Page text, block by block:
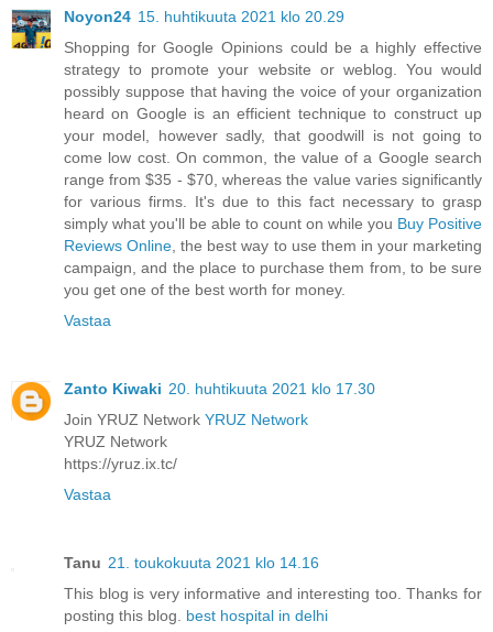
Noyon24 15. huhtikuuta 2021 klo 20.29
Shopping for Google Opinions could be a highly effective
strategy to promote your website or weblog. You would
possibly suppose that having the voice of your organization
heard on Google is an efficient technique to construct up
your model, however sadly, that goodwill is not going to
come low cost. On common, the value of a Google search
range from $35 - $70, whereas the value varies significantly
for various firms. It's due to this fact necessary to grasp
simply what you'll be able to count on while you Buy Positive
Reviews Online , the best way to use them in your marketing
campaign, and the place to purchase them from, to be sure
you get one of the best worth for money.
Vastaa
Zanto Kiwaki 20. huhtikuuta 2021 klo 17.30
Join YRUZ Network YRUZ Network
YRUZ Network
https://yruz.ix.tc/
Vastaa
Tanu 21. toukokuuta 2021 klo 14.16
This blog is very informative and interesting too. Thanks for
posting this blog. best hospital in delhi